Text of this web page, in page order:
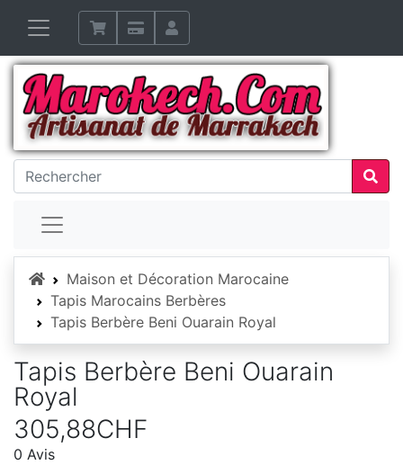
AccueilMaison et Décoration Marocaine
Tapis Marocains Berbères
Tapis Berbère Beni Ouarain Royal
Tapis Berbère Beni Ouarain
Royal
305,88CHF
0 Avis